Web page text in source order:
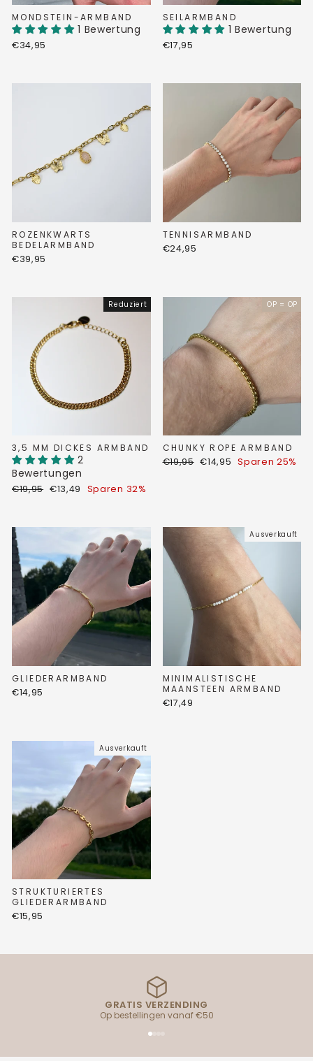
MONDSTEIN-ARMBAND
1 Bewertung
€34,95
SEILARMBAND
1 Bewertung
€17,95
ROZENKWARTS
BEDELARMBAND
€39,95
TENNISARMBAND
€24,95
Reduziert
3,5 MM DICKES ARMBAND
2
Bewertungen
Normaler
€19,95 Sonderpreis
€13,49 Sparen 32%
OP = OP
CHUNKY ROPE ARMBAND
Normaler
€19,95 Sonderpreis
€14,95 Sparen 25%
GLIEDERARMBAND
€14,95
Ausverkauft
MINIMALISTISCHE
MAANSTEEN ARMBAND
€17,49
Ausverkauft
STRUKTURIERTES
GLIEDERARMBAND
€15,95
GRATIS VERZENDING
Op bestellingen vanaf €50